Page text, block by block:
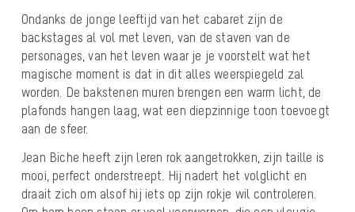
Ondanks de jonge leeftijd van het cabaret zijn de
backstages al vol met leven, van de staven van de
personages, van het leven waar je je voorstelt wat het
magische moment is dat in dit alles weerspiegeld zal
worden. De bakstenen muren brengen een warm licht, de
plafonds hangen laag, wat een diepzinnige toon toevoegt
aan de sfeer.
Jean Biche heeft zijn leren rok aangetrokken, zijn taille is
mooi, perfect onderstreept. Hij nadert het volglicht en
draait zich om alsof hij iets op zijn rokje wil controleren.